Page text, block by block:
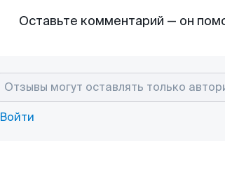
Оставьте комментарий — он
Войти